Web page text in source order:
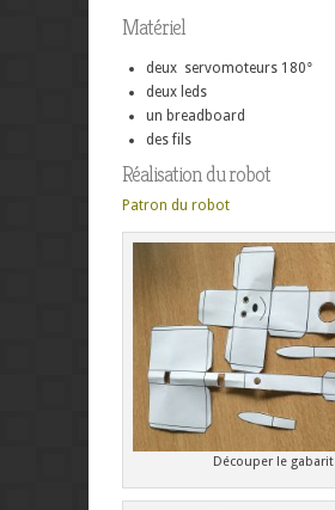
Matériel
deux servomoteurs 180°
deux leds
un breadboard
des fils
Réalisation du robot
Patron du robot
Découper le gabarit